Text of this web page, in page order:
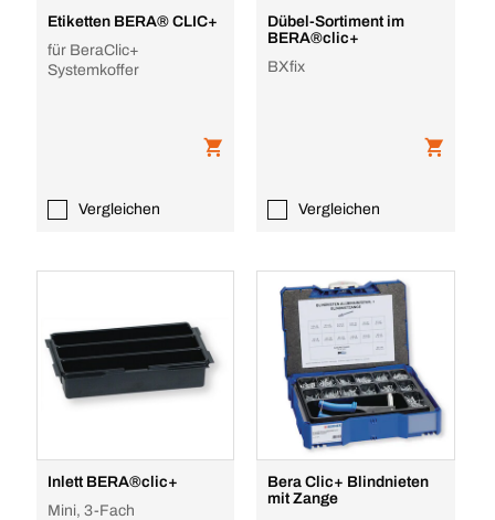
Etiketten BERA® CLIC+
für BeraClic+
Systemkoffer
Vergleichen
Dübel-Sortiment im
BERA®clic+
BXfix
Vergleichen
Inlett BERA®clic+
Mini, 3-Fach
Bera Clic+ Blindnieten
mit Zange